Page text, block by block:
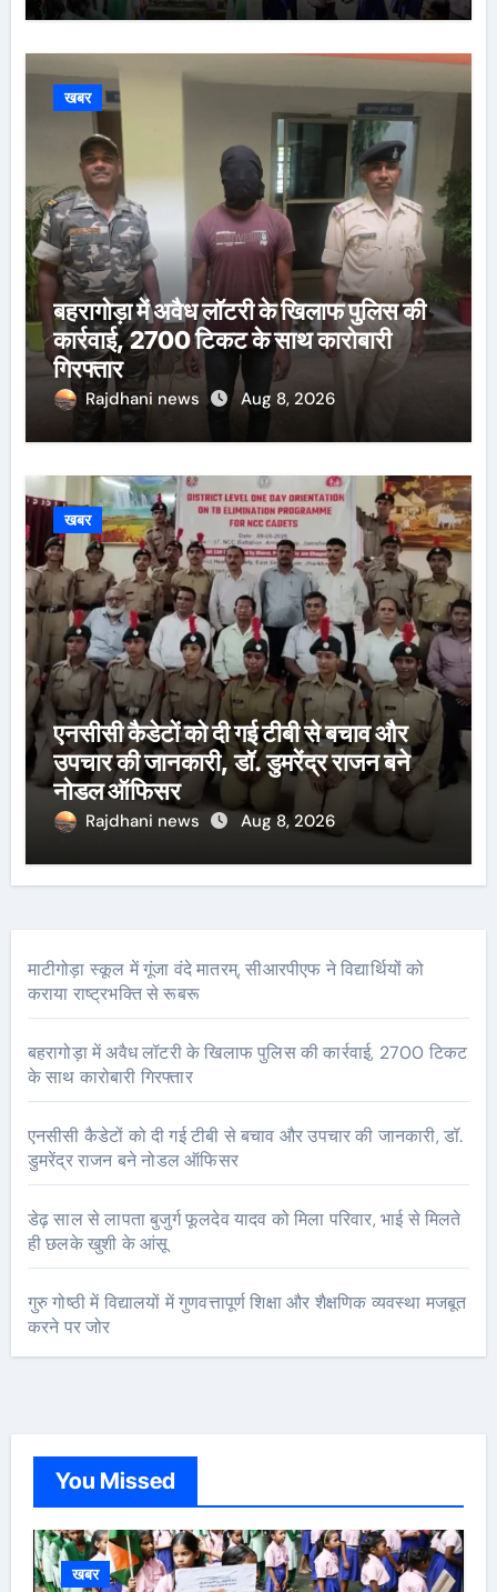
खबर
बहरागोड़ा में अवैध लॉटरी के खिलाफ पुलिस की
कार्रवाई, 2700 टिकट के साथ कारोबारी
गिरफ्तार
Rajdhani news Aug 8, 2026
खबर
एनसीसी कैडेटों को दी गई टीबी से बचाव और
उपचार की जानकारी, डॉ. डुमरेंद्र राजन बने
नोडल ऑफिसर
Rajdhani news Aug 8, 2026
माटीगोड़ा स्कूल में गूंजा वंदे मातरम्, सीआरपीएफ ने विद्यार्थियों को
कराया राष्ट्रभक्ति से रूबरू
बहरागोड़ा में अवैध लॉटरी के खिलाफ पुलिस की कार्रवाई, 2700 टिकट
के साथ कारोबारी गिरफ्तार
एनसीसी कैडेटों को दी गई टीबी से बचाव और उपचार की जानकारी, डॉ.
डुमरेंद्र राजन बने नोडल ऑफिसर
डेढ़ साल से लापता बुजुर्ग फूलदेव यादव को मिला परिवार, भाई से मिलते
ही छलके खुशी के आंसू
गुरु गोष्ठी में विद्यालयों में गुणवत्तापूर्ण शिक्षा और शैक्षणिक व्यवस्था मजबूत
करने पर जोर
You Missed
खबर